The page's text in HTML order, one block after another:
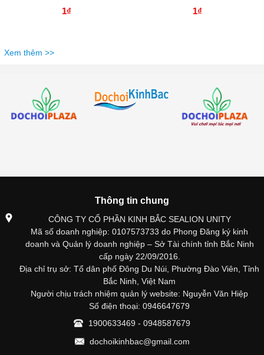
1₫ 1₫
Xem thêm >>
Thông tin chung
CÔNG TY CỔ PHẦN KINH BẮC SEALION UNITY
Mã số doanh nghiệp: 0107573733 do Phong Đăng ký kinh
doanh và Quản lý doanh nghiệp – Sở Tài chính tỉnh Bắc Ninh
cấp ngày 22/09/2016.
Địa chỉ trụ sở: Tổ dân phố Đông Du Núi, Phường Đào Viên, Tỉnh
Bắc Ninh, Việt Nam
Người chịu trách nhiệm quản lý website: Nguyễn Văn Hiệp
Số điện thoại: 0946647679
1900633469 - 0948587679
dochoikinhbac@gmail.com